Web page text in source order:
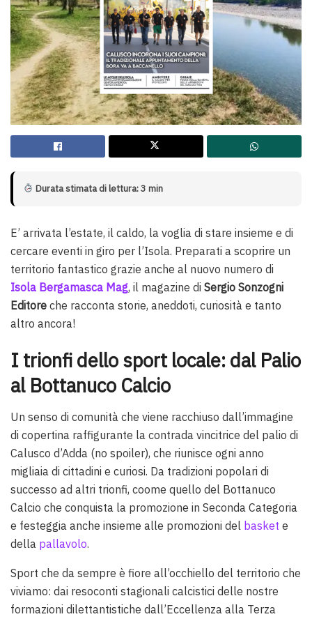
Durata stimata di lettura: 3 min
E’ arrivata l’estate, il caldo, la voglia di stare insieme e di
cercare eventi in giro per l’Isola. Preparati a scoprire un
territorio fantastico grazie anche al nuovo numero di
Isola Bergamasca Mag, il magazine di Sergio Sonzogni
Editore che racconta storie, aneddoti, curiosità e tanto
altro ancora!
I trionfi dello sport locale: dal Palio
al Bottanuco Calcio
Un senso di comunità che viene racchiuso dall’immagine
di copertina raffigurante la contrada vincitrice del palio di
Calusco d’Adda (no spoiler), che riunisce ogni anno
migliaia di cittadini e curiosi. Da tradizioni popolari di
successo ad altri trionfi, coome quello del Bottanuco
Calcio che conquista la promozione in Seconda Categoria
e festeggia anche insieme alle promozioni del basket e
della pallavolo.
Sport che da sempre è fiore all’occhiello del territorio che
viviamo: dai resoconti stagionali calcistici delle nostre
formazioni dilettantistiche dall’Eccellenza alla Terza